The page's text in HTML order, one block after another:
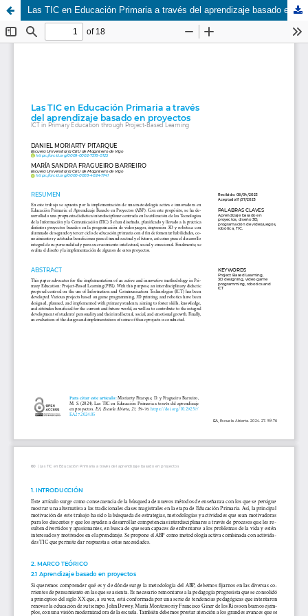
Las TIC en Educación Primaria a través del aprendizaje basado en proyectos